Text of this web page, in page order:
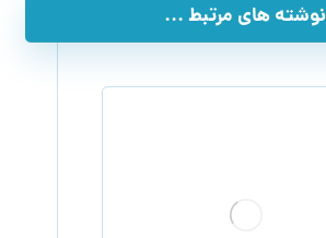
نوشته های مرتبط ...